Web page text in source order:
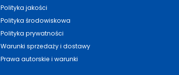
Polityka jakości
Polityka środowiskowa
Polityka prywatności
Warunki sprzedaży i dostawy
Prawa autorskie i warunki